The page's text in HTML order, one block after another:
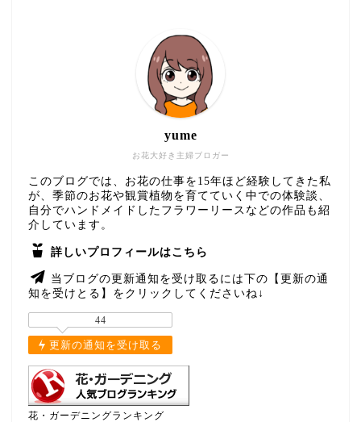
お花大好き主婦ブロガー
yume
このブログでは、お花の仕事を15年ほど経験してきた私
が、季節のお花や観賞植物を育てていく中での体験談、
自分でハンドメイドしたフラワーリースなどの作品も紹
介しています。
詳しいプロフィールはこちら
当ブログの更新通知を受け取るには下の【更新の通
知を受けとる】をクリックしてくださいね↓
44
更新の通知を受け取る
花・ガーデニングランキング